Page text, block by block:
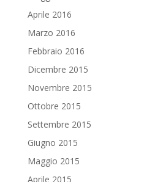
Aprile 2016
Marzo 2016
Febbraio 2016
Dicembre 2015
Novembre 2015
Ottobre 2015
Settembre 2015
Giugno 2015
Maggio 2015
Aprile 2015